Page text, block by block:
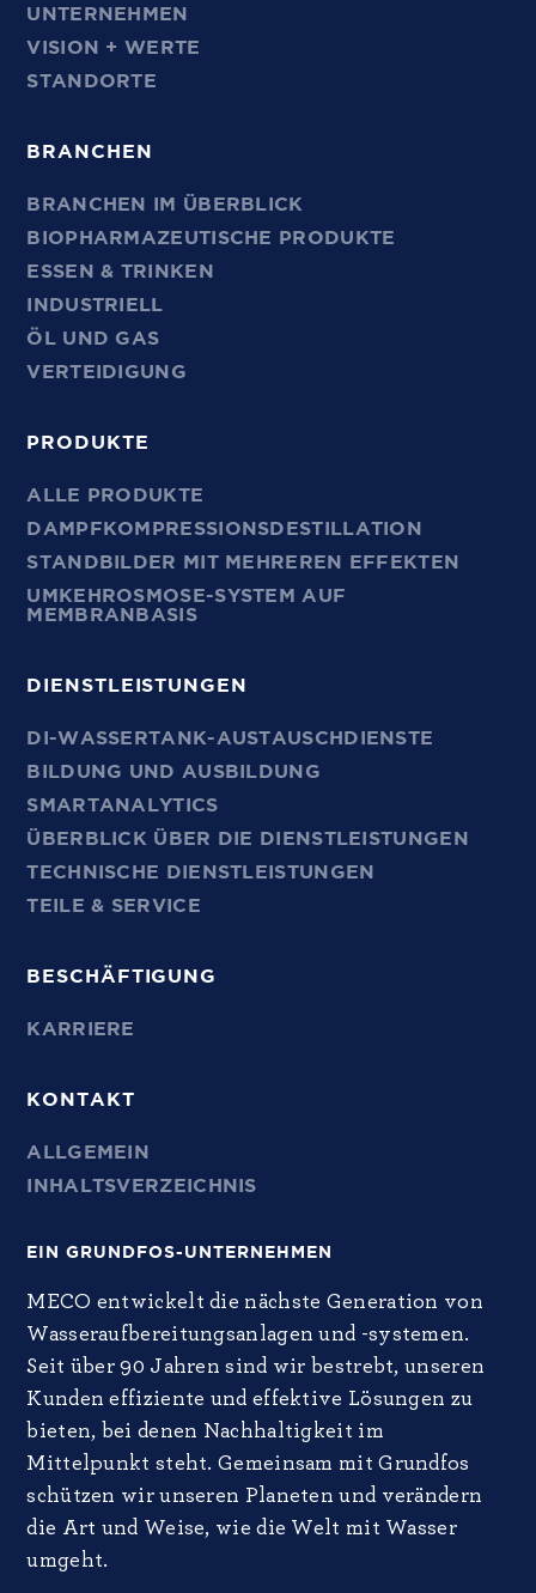
UNTERNEHMEN
VISION + WERTE
STANDORTE
BRANCHEN
BRANCHEN IM ÜBERBLICK
BIOPHARMAZEUTISCHE PRODUKTE
ESSEN & TRINKEN
INDUSTRIELL
ÖL UND GAS
VERTEIDIGUNG
PRODUKTE
ALLE PRODUKTE
DAMPFKOMPRESSIONSDESTILLATION
STANDBILDER MIT MEHREREN EFFEKTEN
UMKEHROSMOSE-SYSTEM AUF
MEMBRANBASIS
DIENSTLEISTUNGEN
DI-WASSERTANK-AUSTAUSCHDIENSTE
BILDUNG UND AUSBILDUNG
SMARTANALYTICS
ÜBERBLICK ÜBER DIE DIENSTLEISTUNGEN
TECHNISCHE DIENSTLEISTUNGEN
TEILE & SERVICE
BESCHÄFTIGUNG
KARRIERE
KONTAKT
ALLGEMEIN
INHALTSVERZEICHNIS
EIN GRUNDFOS-UNTERNEHMEN
MECO entwickelt die nächste Generation von
Wasseraufbereitungsanlagen und -systemen.
Seit über 90 Jahren sind wir bestrebt, unseren
Kunden effiziente und effektive Lösungen zu
bieten, bei denen Nachhaltigkeit im
Mittelpunkt steht. Gemeinsam mit Grundfos
schützen wir unseren Planeten und verändern
die Art und Weise, wie die Welt mit Wasser
umgeht.